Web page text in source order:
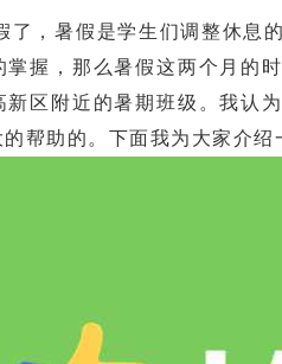
暑假是学生们调整休息的
握，那么暑假这两个月的
区附近的暑期班级。我认
帮助的。下面我为大家介绍